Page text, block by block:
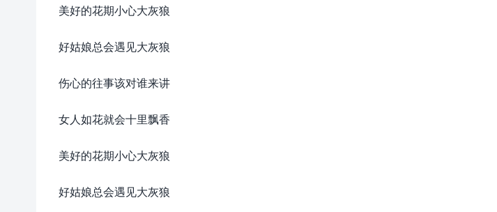
美好的花期小心大灰狼
好姑娘总会遇见大灰狼
伤心的往事该对谁来讲
女人如花就会十里飘香
美好的花期小心大灰狼
好姑娘总会遇见大灰狼